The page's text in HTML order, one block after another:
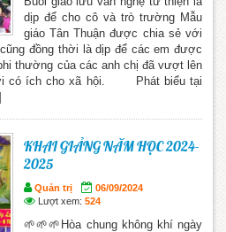
dịp để cho cô và trò trường Mẫu
giáo Tân Thuận được chia sẻ với
đồng thời là dịp để các em được
thường của các anh chị đã vượt lên
có ích cho xã hội. Phát biểu tại
KHAI GIẢNG NĂM HỌC 2024-
2025
Quản trị
06/09/2024
Lượt xem: 524
🌱🌱🌱Hòa chung không khí ngày